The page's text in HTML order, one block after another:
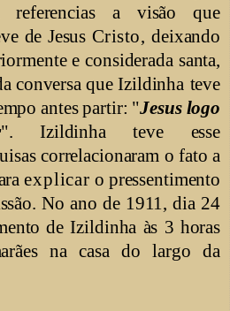
referencias a visão que
de Jesus Cristo, deixando
e considerada santa,
conversa que Izildinha teve
antes partir: "Jesus logo
". Izildinha teve esse
correlacionaram o fatoa
explicar o pressentimento
No ano de 1911, dia 24
de Izildinha às 3 horas
na casa do largo da